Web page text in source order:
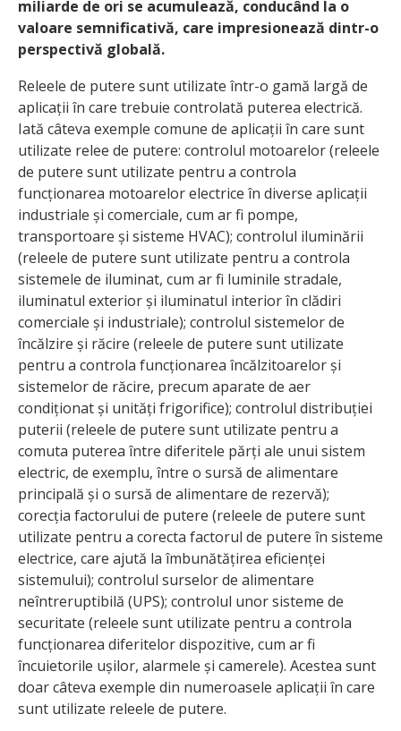
miliarde de ori se acumulează, conducând la o
valoare semnificativă, care impresionează dintr-o
perspectivă globală.
Releele de putere sunt utilizate într-o gamă largă de
aplicații în care trebuie controlată puterea electrică.
Iată câteva exemple comune de aplicații în care sunt
utilizate relee de putere: controlul motoarelor (releele
de putere sunt utilizate pentru a controla
funcționarea motoarelor electrice în diverse aplicații
industriale și comerciale, cum ar fi pompe,
transportoare și sisteme HVAC); controlul iluminării
(releele de putere sunt utilizate pentru a controla
sistemele de iluminat, cum ar fi luminile stradale,
iluminatul exterior și iluminatul interior în clădiri
comerciale și industriale); controlul sistemelor de
încălzire și răcire (releele de putere sunt utilizate
pentru a controla funcționarea încălzitoarelor și
sistemelor de răcire, precum aparate de aer
condiționat și unități frigorifice); controlul distribuției
puterii (releele de putere sunt utilizate pentru a
comuta puterea între diferitele părți ale unui sistem
electric, de exemplu, între o sursă de alimentare
principală și o sursă de alimentare de rezervă);
corecția factorului de putere (releele de putere sunt
utilizate pentru a corecta factorul de putere în sisteme
electrice, care ajută la îmbunătățirea eficienței
sistemului); controlul surselor de alimentare
neîntreruptibilă (UPS); controlul unor sisteme de
securitate (releele sunt utilizate pentru a controla
funcționarea diferitelor dispozitive, cum ar fi
încuietorile ușilor, alarmele și camerele). Acestea sunt
doar câteva exemple din numeroasele aplicații în care
sunt utilizate releele de putere.